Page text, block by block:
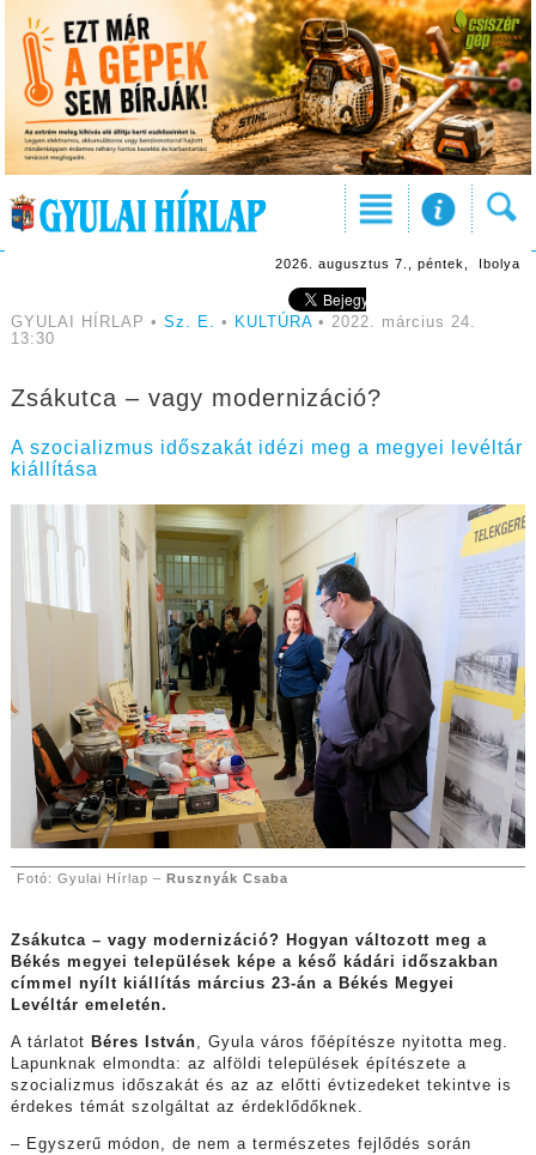
2026. augusztus 7., péntek, Ibolya
GYULAI HÍRLAP • Sz. E. • KULTÚRA• 2022. március 24.
13:30
Zsákutca – vagy modernizáció?
A szocializmus időszakát idézi meg a megyei levéltár
kiállítása
Fotó: Gyulai Hírlap – Rusznyák Csaba
Zsákutca – vagy modernizáció? Hogyan változott meg a
Békés megyei települések képe a késő kádári időszakban
címmel nyílt kiállítás március 23-án a Békés Megyei
Levéltár emeletén.
A tárlatot Béres István, Gyula város főépítésze nyitotta meg.
Lapunknak elmondta: az alföldi települések építészete a
szocializmus időszakát és az az előtti évtizedeket tekintve is
érdekes témát szolgáltat az érdeklődőknek.
– Egyszerű módon, de nem a természetes fejlődés során